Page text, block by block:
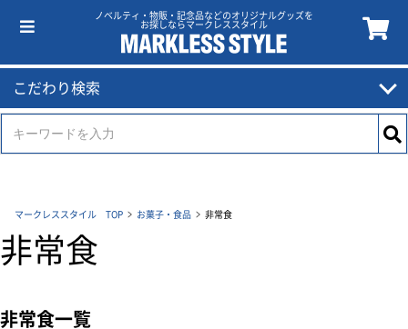
ノベルティ・物販・記念品などのオリジナルグッズを
お探しならマークレススタイル
こだわり検索
マークレススタイル TOP お菓子・食品 非常食
非常食
非常食一覧